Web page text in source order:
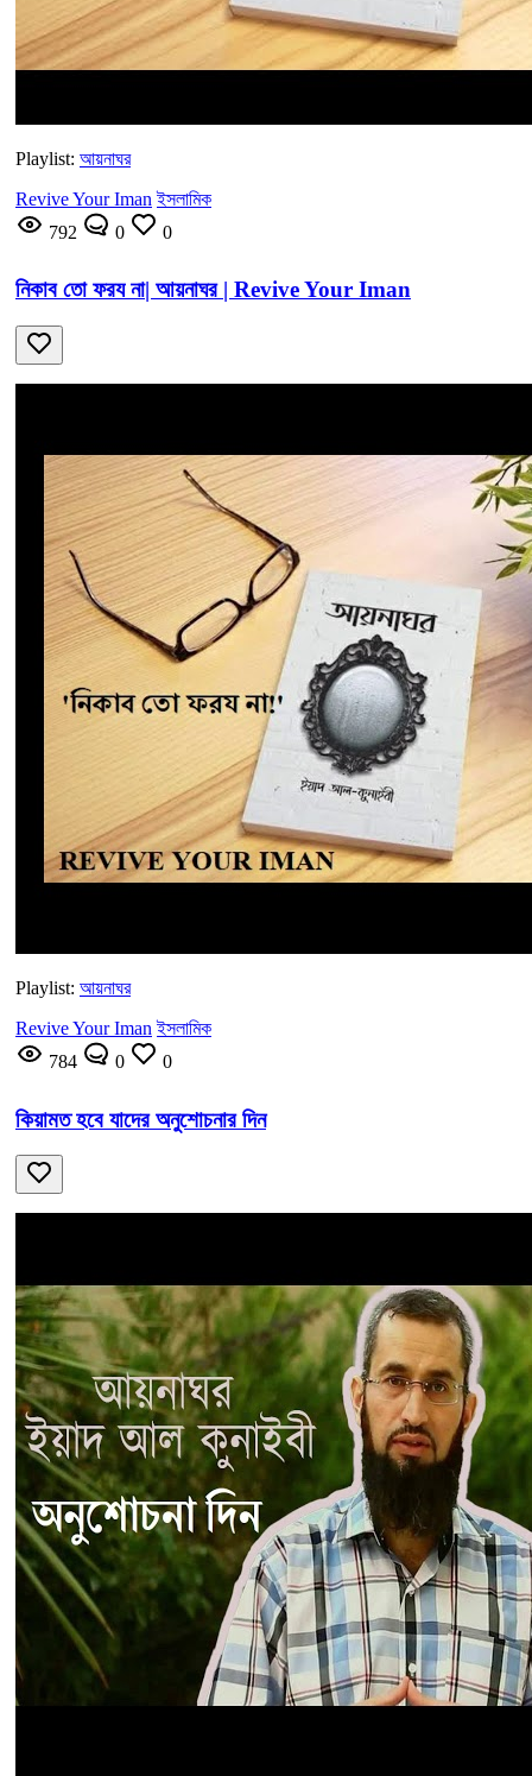
Playlist: আয়নাঘর
Revive Your Iman ইসলামিক
792
0 0
নিকাব তো ফরয না| আয়নাঘর | Revive Your Iman
Playlist: আয়নাঘর
Revive Your Iman ইসলামিক
784
0 0
কিয়ামত হবে যাদের অনুশোচনার দিন